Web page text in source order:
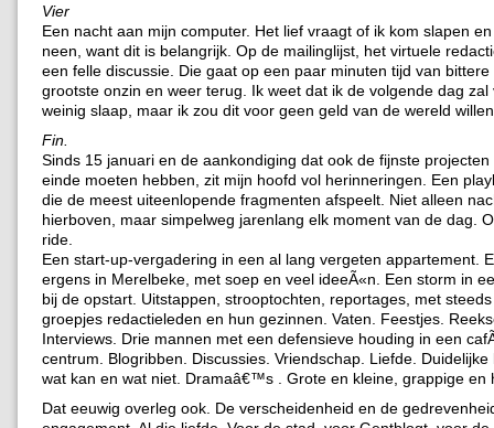
Vier
Een nacht aan mijn computer. Het lief vraagt of ik kom slapen
neen, want dit is belangrijk. Op de mailinglijst, het virtuele
een felle discussie. Die gaat op een paar minuten tijd van
grootste onzin en weer terug. Ik weet dat ik de volgende dag zal
weinig slaap, maar ik zou dit voor geen geld van de wereld
Fin.
Sinds 15 januari en de aankondiging dat ook de fijnste
einde moeten hebben, zit mijn hoofd vol herinneringen. Een
die de meest uiteenlopende fragmenten afspeelt. Niet alleen
hierboven, maar simpelweg jarenlang elk moment van de dag.
ride.
Een start-up-vergadering in een al lang vergeten appartement.
ergens in Merelbeke, met soep en veel ideeÃ«n. Een storm in
bij de opstart. Uitstappen, strooptochten, reportages, met
groepjes redactieleden en hun gezinnen. Vaten. Feestjes.
Interviews. Drie mannen met een defensieve houding in een
centrum. Blogribben. Discussies. Vriendschap. Liefde. Duidelijke
wat kan en wat niet. Dramaâ€™s . Grote en kleine, grappige en
Dat eeuwig overleg ook. De verscheidenheid en de